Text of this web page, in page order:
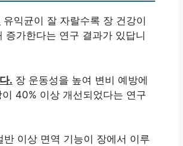
유익균이 잘 자랄수록 장 건강이
가한다는 연구 결과가 있답니
. 장 운동성을 높여 변비 예방에
40% 이상 개선되었다는 연구
반 이상 면역 기능이 장에서 이루